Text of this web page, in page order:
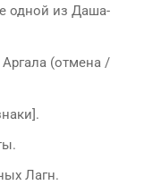
одной из Даша-
(отмена /
Лагн.